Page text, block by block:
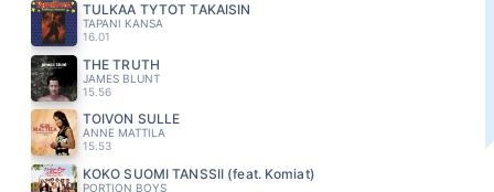
TULKAA TYTÖT TAKAISIN
TAPANI KANSA
16.01
THE TRUTH
JAMES BLUNT
15.56
TOIVON SULLE
ANNE MATTILA
15.53
KOKO SUOMI TANSSII (feat. Komiat)
PORTION BOYS